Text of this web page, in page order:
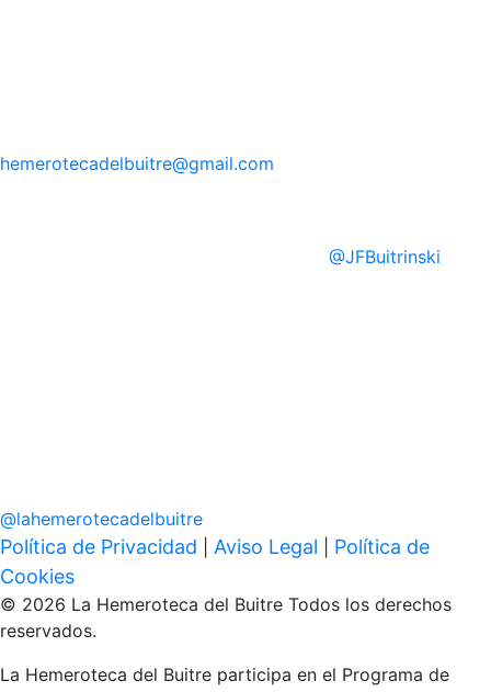
hemerotecadelbuitre@gmail.com
@JFBuitrinski
@lahemerotecadelbuitre
Política de Privacidad Aviso Legal
Política de
Cookies
© 2026 La Hemeroteca del Buitre Todos los derechos
reservados.
La Hemeroteca del Buitre participa en el Programa de